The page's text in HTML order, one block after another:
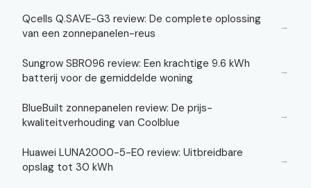
Qcells Q.SAVE-G3 review: De complete oplossing
van een zonnepanelen-reus
→
Sungrow SBR096 review: Een krachtige 9.6 kWh
batterij voor de gemiddelde woning
→
BlueBuilt zonnepanelen review: De prijs-
kwaliteitverhouding van Coolblue
→
Huawei LUNA2000-5-E0 review: Uitbreidbare
opslag tot 30 kWh
→